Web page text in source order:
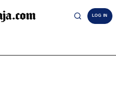
LOG IN